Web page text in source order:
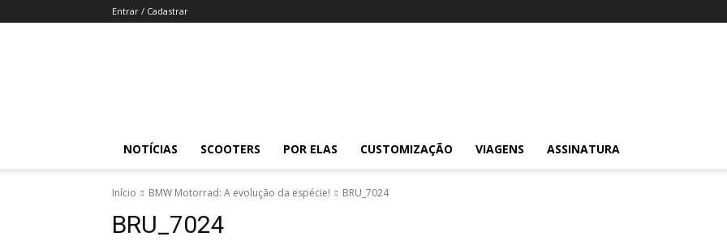
Entrar / Cadastrar
NOTÍCIAS SCOOTERS POR ELAS CUSTOMIZAÇÃO VIAGENS ASSINATURA
Início BMW Motorrad: A evolução da espécie! BRU_7024
BRU_7024